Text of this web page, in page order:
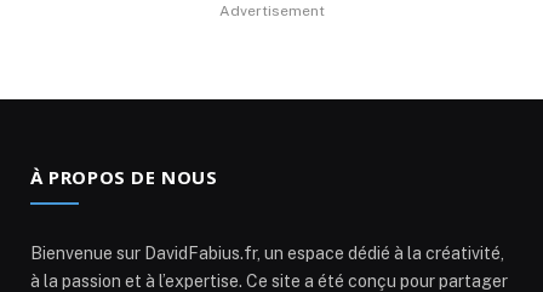
Advertisement
À PROPOS DE NOUS
Bienvenue sur DavidFabius.fr, un espace dédié à la créativité,
à la passion et à l’expertise. Ce site a été conçu pour partager